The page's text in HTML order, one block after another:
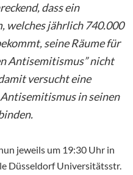
dass ein
welches jährlich 740.000
seine Räume für
Antisemitismus” nicht
versucht eine
in seinen
je­weils um 19:30 Uhr in
Düs­sel­dorf Uni­ver­si­täts­str.